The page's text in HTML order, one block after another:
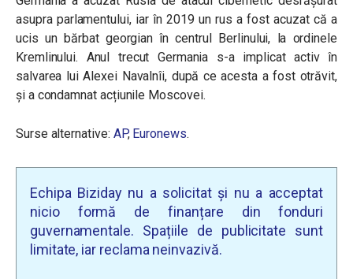
asupra parlamentului, iar în 2019 un rus a fost acuzat că a
ucis un bărbat georgian în centrul Berlinului, la ordinele
Kremlinului. Anul trecut Germania s-a implicat activ în
salvarea lui Alexei Navalnîi, după ce acesta a fost otrăvit,
și a condamnat acțiunile Moscovei.
Surse alternative: AP, Euronews.
Echipa Biziday nu a solicitat și nu a acceptat
nicio formă de finanțare din fonduri
guvernamentale. Spațiile de publicitate sunt
limitate, iar reclama neinvazivă.